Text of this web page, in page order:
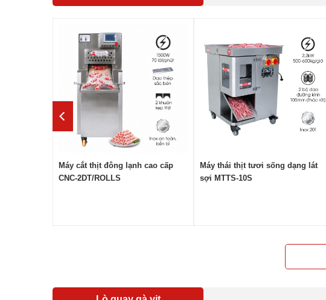
Máy cắt thịt đông lạnh cao cấp
CNC-2DT/ROLLS
Máy thái thịt tươi sống dạng lát
sợi MTTS-10S